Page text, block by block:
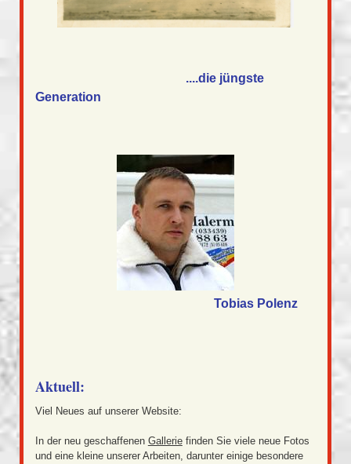
....die jüngste
Generation
Tobias Polenz
Aktuell:
Viel Neues auf unserer Website:
In der neu geschaffenen Galleriefinden Sie viele neue Fotos
und eine kleine unserer Arbeiten, darunter einige besondere